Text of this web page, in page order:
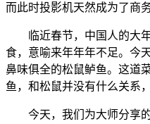
而此时投影机天然成为了商
临近春节，中国人的大年
食，意喻来年年年不足。今
鼻味俱全的松鼠鲈鱼。这道
鱼，和松鼠并没有什么关系
今天，我们为大师分享的